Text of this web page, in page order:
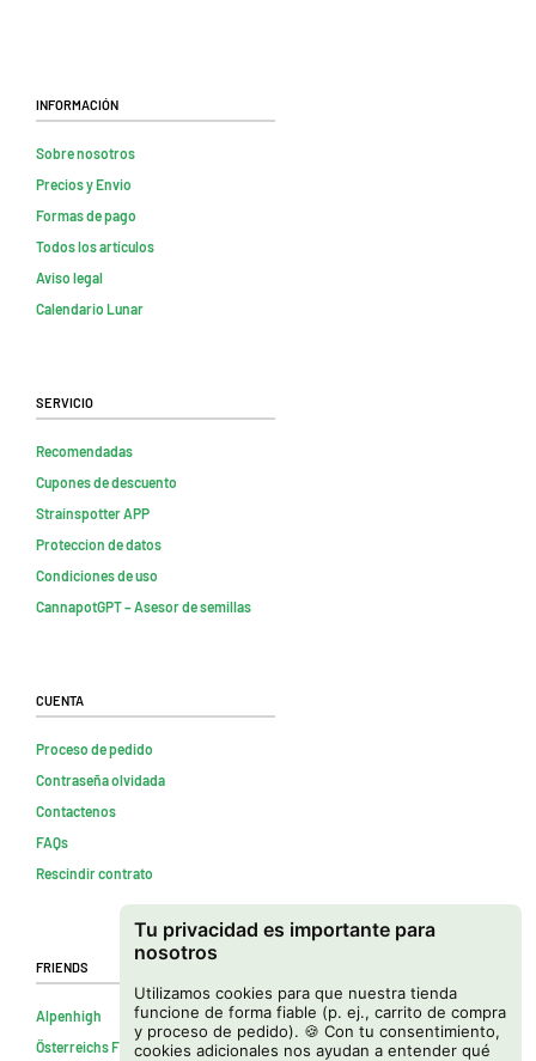
Tu privacidad es importante para
nosotros
Utilizamos cookies para que nuestra tienda
funcione de forma fiable (p. ej., carrito de compra
y proceso de pedido). 🍪 Con tu consentimiento,
cookies adicionales nos ayudan a entender qué
Información
Sobre nosotros
Precios y Envio
Formas de pago
Todos los artículos
Aviso legal
Calendario Lunar
Servicio
Recomendadas
Cupones de descuento
Strainspotter APP
Proteccion de datos
Condiciones de uso
CannapotGPT – Asesor de semillas
Cuenta
Proceso de pedido
Contraseña olvidada
Contactenos
FAQs
Rescindir contrato
Friends
Alpenhigh
Österreichs Firmenverzeichnis